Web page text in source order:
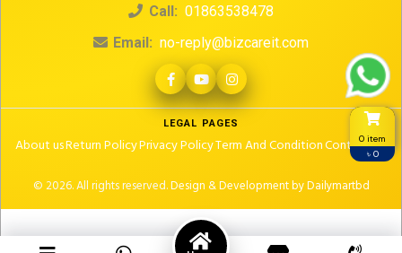
0 item
৳ 0
Call: 01863538478
Email: no-reply@bizcareit.com
LEGAL PAGES
About usReturn PolicyPrivacy PolicyTerm And ConditionContact Us
© 2026. All rights reserved.Design & Development by Dailymartbd